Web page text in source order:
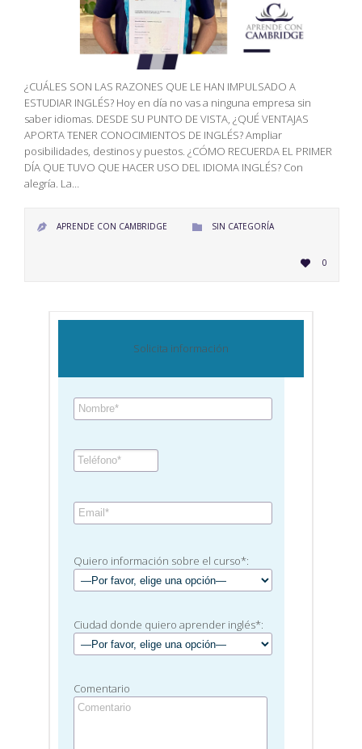
¿CUÁLES SON LAS RAZONES QUE LE HAN IMPULSADO A
ESTUDIAR INGLÉS? Hoy en día no vas a ninguna empresa sin
saber idiomas. DESDE SU PUNTO DE VISTA, ¿QUÉ VENTAJAS
APORTA TENER CONOCIMIENTOS DE INGLÉS? Ampliar
posibilidades, destinos y puestos. ¿CÓMO RECUERDA EL PRIMER
DÍA QUE TUVO QUE HACER USO DEL IDIOMA INGLÉS? Con
alegría. La…
 APRENDE CON CAMBRIDGE  CATEGORY
SIN CATEGORÍA
 LOVE
IT0
Solicita información
Quiero información sobre el curso*:
Ciudad donde quiero aprender inglés*:
Comentario